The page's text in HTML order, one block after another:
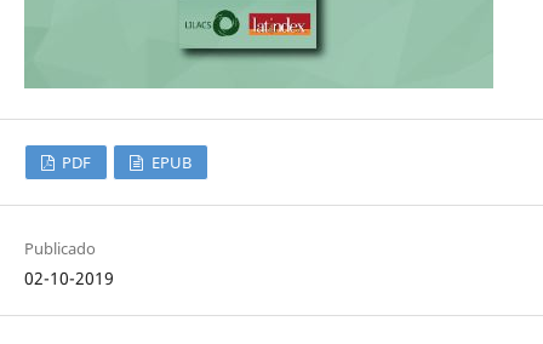
PDF EPUB
Publicado
02-10-2019